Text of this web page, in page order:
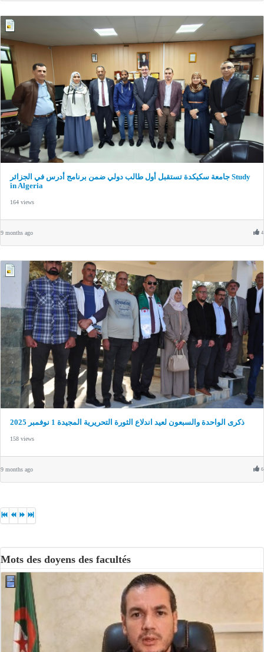
جامعة سكيكدة تستقبل أول طالب دولي ضمن برنامج أدرس في الجزائر Study
in Algeria
164 views
9 months ago 4
ذكرى الواحدة والسبعون لعيد اندلاع الثورة التحريرية المجيدة 1 نوفمبر 2025
158 views
9 months ago 6
Mots des doyens des facultés